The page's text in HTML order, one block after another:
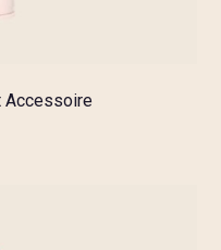
Accessoire